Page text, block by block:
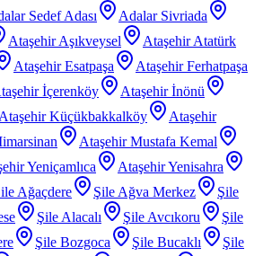
Sedef Adası
Adalar Sivriada
Ataşehir Aşıkveysel
Ataşehir Atatürk
Ataşehir Esatpaşa
Ataşehir Ferhatpaşa
İçerenköy
Ataşehir İnönü
Küçükbakkalköy
Ataşehir
Ataşehir Mustafa Kemal
Yeniçamlıca
Ataşehir Yenisahra
Ağaçdere Şile Ağva Merkez
Şile
Şile Alacalı Şile Avcıkoru
Şile
Şile Bozgoca Şile Bucaklı
Şile